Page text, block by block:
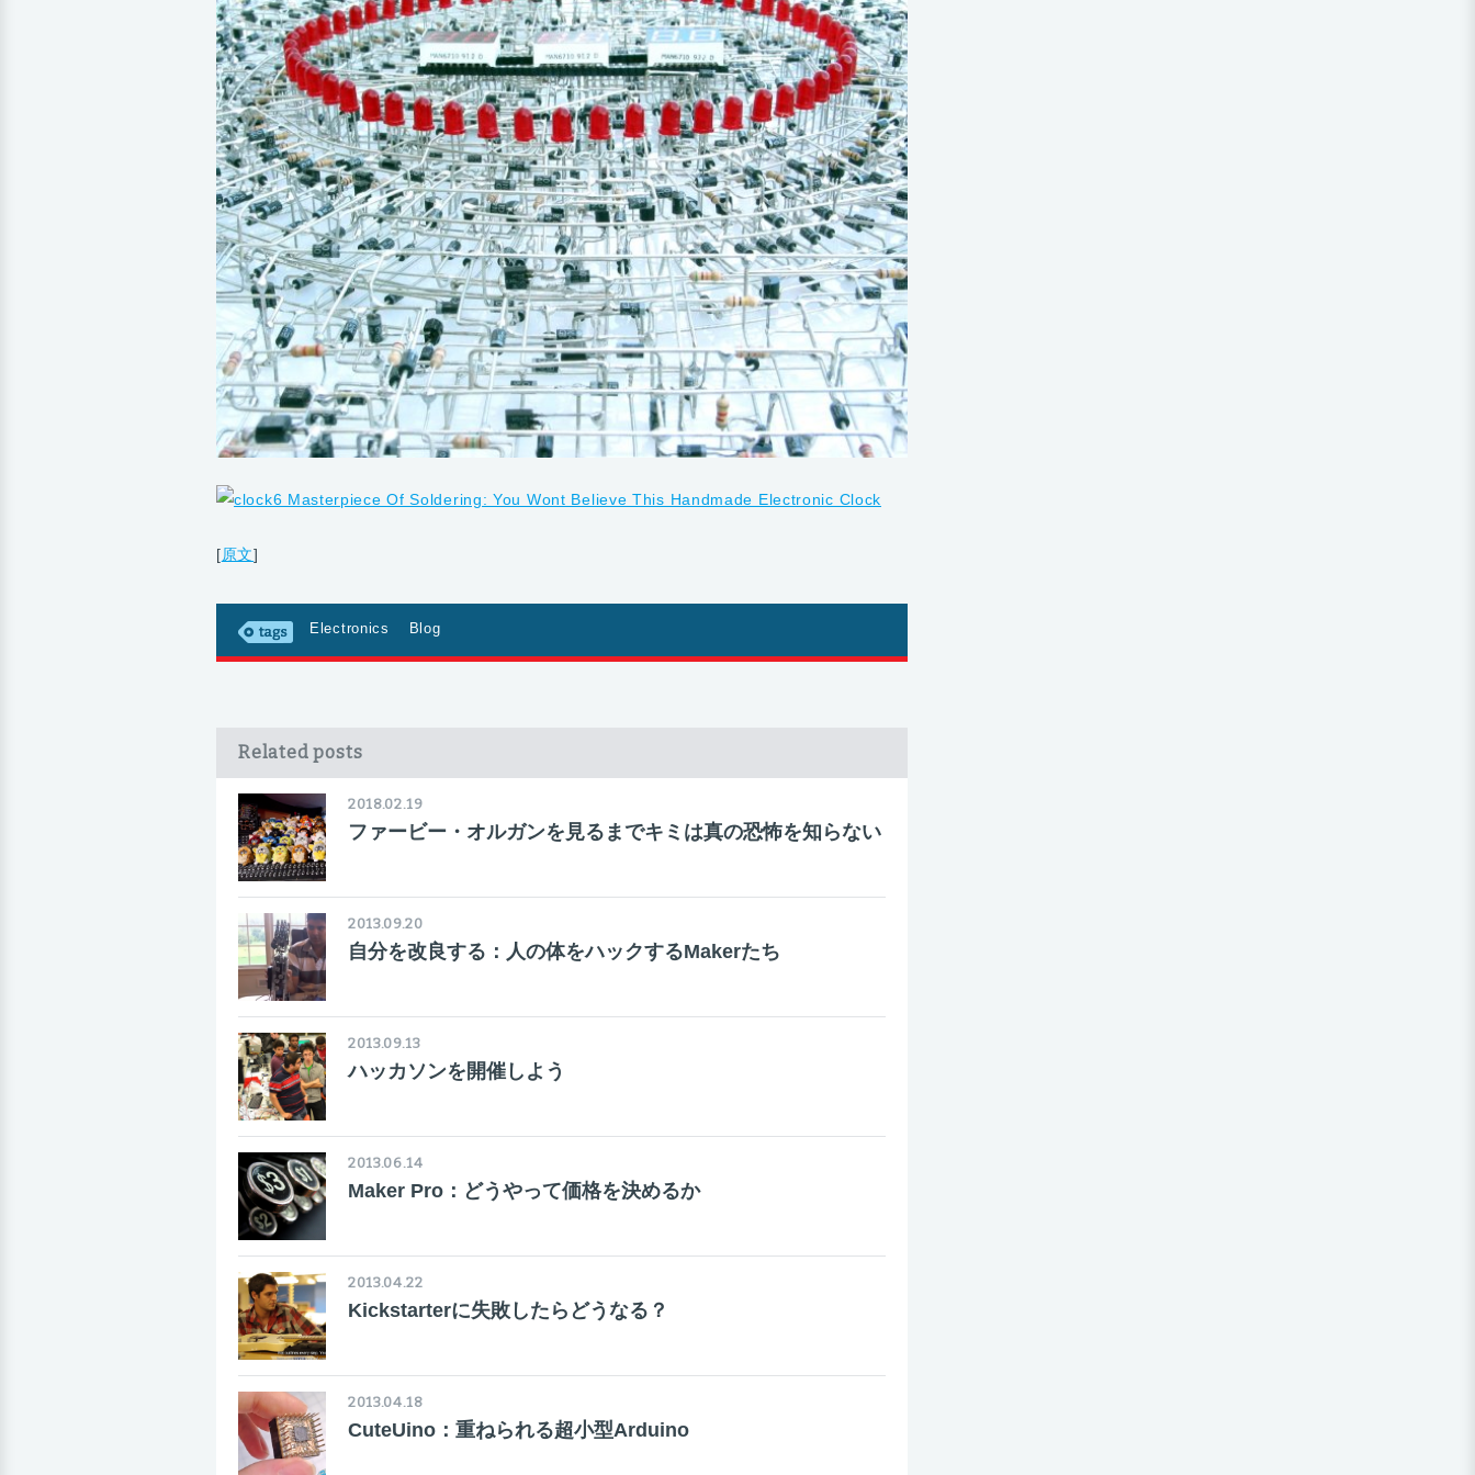
[原文]
Electronics Blog
Related posts
2018.02.19
ファービー・オルガンを見るまでキミは真の恐怖を知らない
2013.09.20
自分を改良する：人の体をハックするMakerたち
2013.09.13
ハッカソンを開催しよう
2013.06.14
Maker Pro：どうやって価格を決めるか
2013.04.22
Kickstarterに失敗したらどうなる？
2013.04.18
CuteUino：重ねられる超小型Arduino